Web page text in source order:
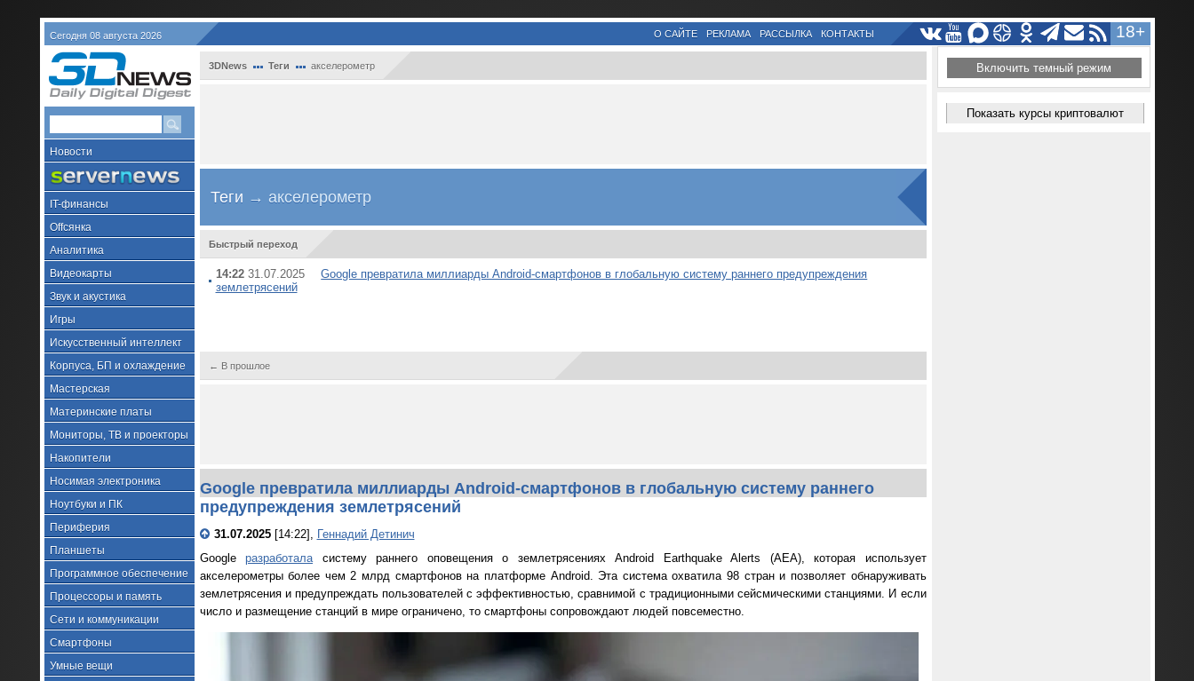
Сегодня 08 августа 2026 18+
О САЙТЕ РЕКЛАМА РАССЫЛКА КОНТАКТЫ
Новости
IT-финансы
Offсянка
Аналитика
Видеокарты
Звук и акустика
Игры
Искусственный интеллект
Корпуса, БП и охлаждение
Мастерская
Материнские платы
Мониторы, ТВ и проекторы
Накопители
Носимая электроника
Ноутбуки и ПК
Периферия
Планшеты
Программное обеспечение
Процессоры и память
Сети и коммуникации
Смартфоны
Умные вещи
3DNews Теги акселерометр
Теги → акселерометр
Быстрый переход
14:2231.07.2025
Google превратила миллиарды Android-смартфонов в глобальную систему раннего предупреждения
землетрясений
← В прошлое
Google превратила миллиарды Android-смартфонов в глобальную систему раннего
предупреждения землетрясений
31.07.2025[14:22], Геннадий Детинич
Google разработаласистему раннего оповещения о землетрясениях Android Earthquake Alerts (AEA), которая использует
акселерометры более чем 2 млрд смартфонов на платформе Android. Эта система охватила 98 стран и позволяет обнаруживать
землетрясения и предупреждать пользователей с эффективностью, сравнимой с традиционными сейсмическими станциями. И если
число и размещение станций в мире ограничено, то смартфоны сопровождают людей повсеместно.
Включить темный режим
Показать курсы криптовалют